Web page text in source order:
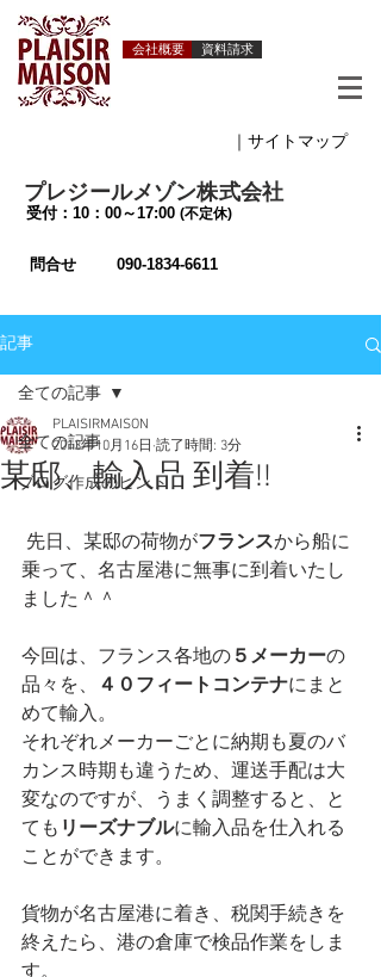
会社概要 資料請求
｜サイトマップ
受付：10：00～17:00 (不定休)
プレジールメゾン株式会社
問合せ 090-1834-6611
記事
全ての記事
ブログ作成のヒント
全ての記事
某邸、輸入品 到着!!
PLAISIRMAISON
2013年10月16日 読了時間: 3分
先日、某邸の荷物がフランスから船に
乗って、名古屋港に無事に到着いたし
ました＾＾
今回は、フランス各地の ５メーカーの
品々を、
４０フィートコンテナにまと
めて輸入。
それぞれメーカーごとに納期も夏のバ
カンス時期も違うため、運送手配は大
変なのですが、うまく調整すると、と
ても リーズナブルに輸入品を仕入れる
ことができます。
貨物が名古屋港に着き、税関手続きを
終えたら、港の倉庫で検品作業をしま
す。